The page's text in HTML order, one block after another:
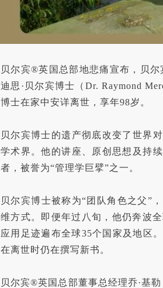
贝尔宾®英国总部地悲痛宣布，贝
迪思·贝尔宾博士（Dr. Raymond
博士在家中安详离世，享年98岁。
贝尔宾博士的遗产彻底改变了世界
学术界。他的讲座、原创思想及持
者，被誉为“管理学巨擘”之一。
贝尔宾博士被称为“团队角色之父”
维方式。即便年过八旬，他仍奔波
应用足迹遍布全球35个国家及地区
在离世时仍在撰写新书。
贝尔宾®英国总部董事总经理乔·基